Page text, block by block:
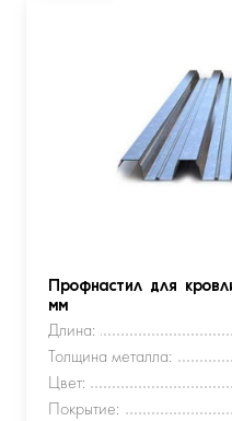
Профнастил для
мм
Длина:
Толщина металла:
Цвет:
Покрытие: